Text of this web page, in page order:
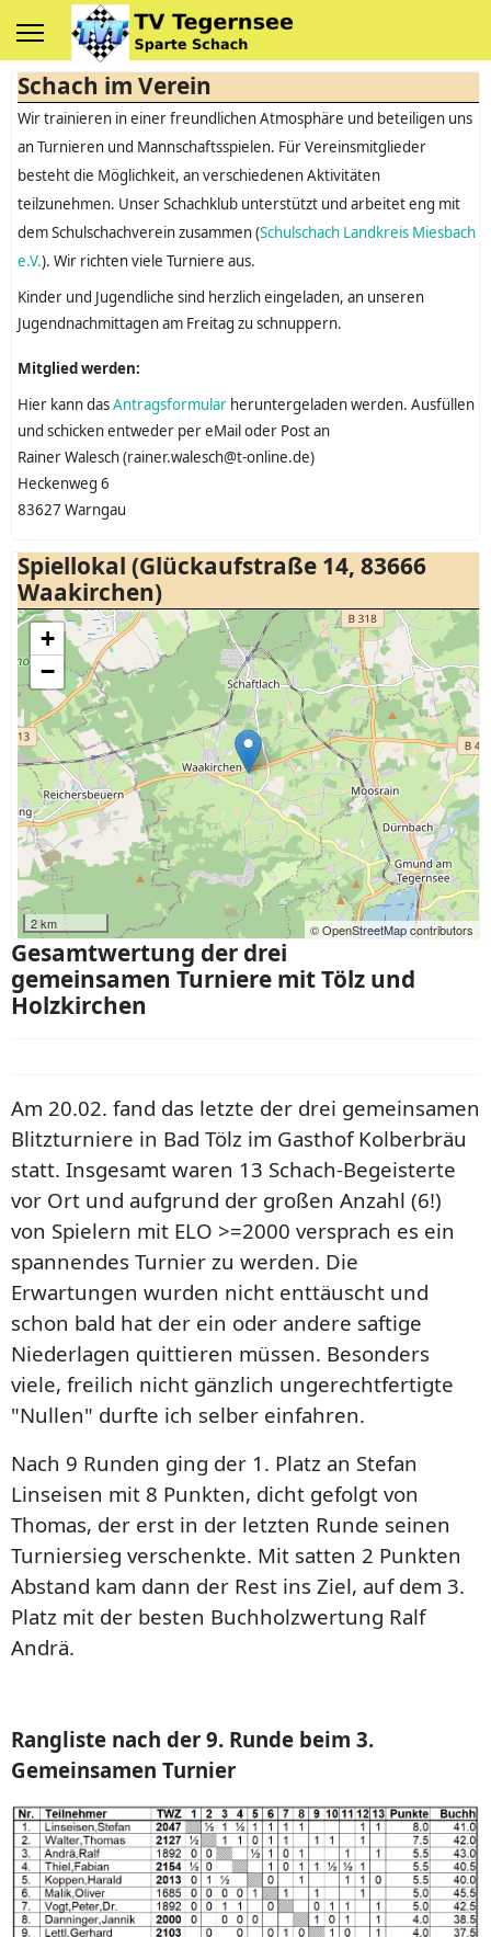
Schach im Verein
Wir trainieren in einer freundlichen Atmosphäre und beteiligen uns
an Turnieren und Mannschaftsspielen. Für Vereinsmitglieder
besteht die Möglichkeit, an verschiedenen Aktivitäten
teilzunehmen. Unser Schachklub unterstützt und arbeitet eng mit
dem Schulschachverein zusammen (Schulschach Landkreis Miesbach
e.V.). Wir richten viele Turniere aus.
Kinder und Jugendliche sind herzlich eingeladen, an unseren
Jugendnachmittagen am Freitag zu schnuppern.
Mitglied werden:
Hier kann dasAntragsformular heruntergeladen werden. Ausfüllen
und schicken entweder per eMail oder Post an
Rainer Walesch (rainer.walesch@t-online.de)
Heckenweg 6
83627 Warngau
Spiellokal (Glückaufstraße 14, 83666
Waakirchen)
+
−
2 km © OpenStreetMap contributors
Gesamtwertung der drei
gemeinsamen Turniere mit Tölz und
Holzkirchen
Am 20.02. fand das letzte der drei gemeinsamen
Blitzturniere in Bad Tölz im Gasthof Kolberbräu
statt. Insgesamt waren 13 Schach-Begeisterte
vor Ort und aufgrund der großen Anzahl (6!)
von Spielern mit ELO >=2000 versprach es ein
spannendes Turnier zu werden. Die
Erwartungen wurden nicht enttäuscht und
schon bald hat der ein oder andere saftige
Niederlagen quittieren müssen. Besonders
viele, freilich nicht gänzlich ungerechtfertigte
"Nullen" durfte ich selber einfahren.
Nach 9 Runden ging der 1. Platz an Stefan
Linseisen mit 8 Punkten, dicht gefolgt von
Thomas, der erst in der letzten Runde seinen
Turniersieg verschenkte. Mit satten 2 Punkten
Abstand kam dann der Rest ins Ziel, auf dem 3.
Platz mit der besten Buchholzwertung Ralf
Andrä.
Rangliste nach der 9. Runde beim 3.
Gemeinsamen Turnier